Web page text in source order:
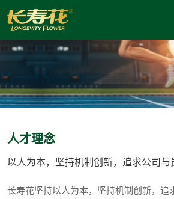
人才理念
以人为本，坚持机制创新，追求公司与
长寿花坚持以人为本，坚持机制创新，追